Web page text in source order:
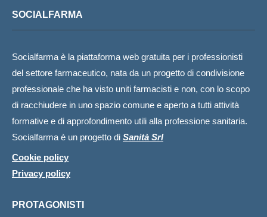
SOCIALFARMA
Socialfarma è la piattaforma web gratuita per i professionisti
del settore farmaceutico, nata da un progetto di condivisione
professionale che ha visto uniti farmacisti e non, con lo scopo
di racchiudere in uno spazio comune e aperto a tutti attività
formative e di approfondimento utili alla professione sanitaria.
Socialfarma è un progetto di Sanità Srl
Cookie policy
Privacy policy
PROTAGONISTI